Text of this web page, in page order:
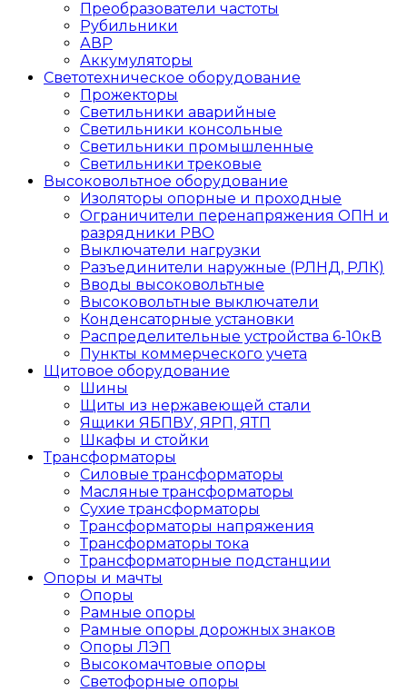
Преобразователи частоты
Рубильники
АВР
Аккумуляторы
Светотехническое оборудование
Прожекторы
Светильники аварийные
Светильники консольные
Светильники промышленные
Светильники трековые
Высоковольтное оборудование
Изоляторы опорные и проходные
Ограничители перенапряжения ОПН и
разрядники РВО
Выключатели нагрузки
Разъединители наружные (РЛНД, РЛК)
Вводы высоковольтные
Высоковольтные выключатели
Конденсаторные установки
Распределительные устройства 6-10кВ
Пункты коммерческого учета
Щитовое оборудование
Шины
Щиты из нержавеющей стали
Ящики ЯБПВУ, ЯРП, ЯТП
Шкафы и стойки
Трансформаторы
Силовые трансформаторы
Масляные трансформаторы
Сухие трансформаторы
Трансформаторы напряжения
Трансформаторы тока
Трансформаторные подстанции
Опоры и мачты
Опоры
Рамные опоры
Рамные опоры дорожных знаков
Опоры ЛЭП
Высокомачтовые опоры
Светофорные опоры